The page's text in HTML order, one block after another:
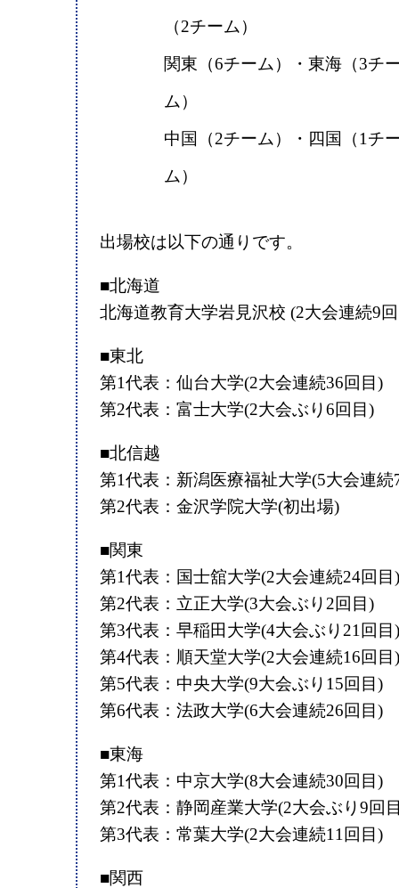
（2チーム）
関東（6チーム）・東海（3チ
ム）
中国（2チーム）・四国（1チ
ム）
出場校は以下の通りです。
■北海道
北海道教育大学岩見沢校 (2大会連続9
■東北
第1代表：仙台大学(2大会連続36回目)
第2代表：富士大学(2大会ぶり6回目)
■北信越
第1代表：新潟医療福祉大学(5大会連続
第2代表：金沢学院大学(初出場)
■関東
第1代表：国士舘大学(2大会連続24回目)
第2代表：立正大学(3大会ぶり2回目)
第3代表：早稲田大学(4大会ぶり21回目)
第4代表：順天堂大学(2大会連続16回目)
第5代表：中央大学(9大会ぶり15回目)
第6代表：法政大学(6大会連続26回目)
■東海
第1代表：中京大学(8大会連続30回目)
第2代表：静岡産業大学(2大会ぶり9回
第3代表：常葉大学(2大会連続11回目)
■関西